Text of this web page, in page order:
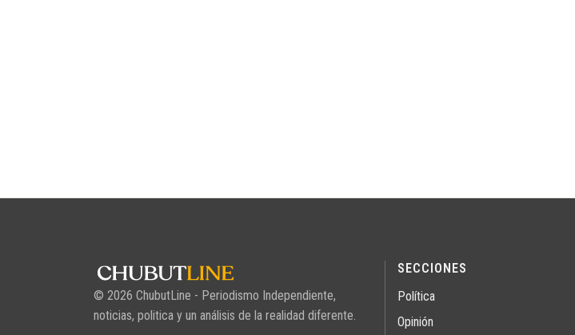
© 2026 ChubutLine - Periodismo Independiente,
noticias, politica y un análisis de la realidad diferente.
SECCIONES
Política
Opinión